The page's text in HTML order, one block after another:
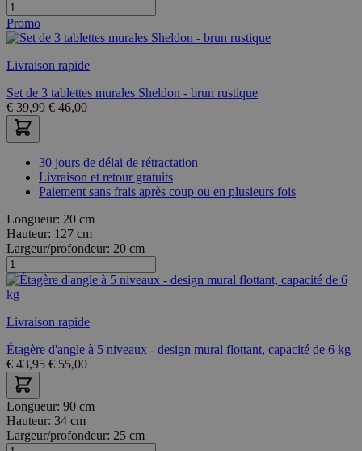
Promo
Livraison rapide
Set de 3 tablettes murales Sheldon - brun rustique
€ 39,99 € 46,00
30 jours de délai de rétractation
Livraison et retour gratuits
Paiement sans frais après coup ou en plusieurs fois
Longueur: 20 cm
Hauteur: 127 cm
Largeur/profondeur: 20 cm
Livraison rapide
Étagère d'angle à 5 niveaux - design mural flottant, capacité de 6 kg
€ 43,95 € 55,00
Longueur: 90 cm
Hauteur: 34 cm
Largeur/profondeur: 25 cm